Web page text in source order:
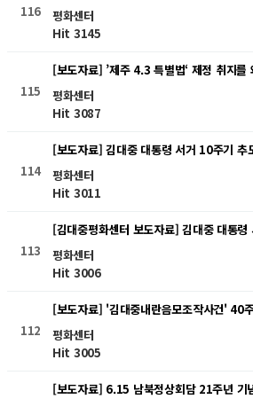
116
평화센터
Hit 3145
115
[보도자료] ’제주 4.3 특별법‘ 제정 취지를
평화센터
Hit 3087
114
[보도자료] 김대중 대통령 서거 10주기 추
평화센터
Hit 3011
113
[김대중평화센터 보도자료] 김대중 대통
평화센터
Hit 3006
112
[보도자료] '김대중내란음모조작사건' 40
평화센터
Hit 3005
[보도자료] 6.15 남북정상회담 21주년 기